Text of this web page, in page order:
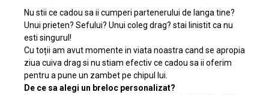
Nu stii ce cadou sa ii cumperi partenerului de langa tine?
Unui prieten? Sefului? Unui coleg drag? stai linistit ca nu
esti singurul!
Cu toții am avut momente in viata noastra cand se apropia
ziua cuiva drag si nu stiam efectiv ce cadou sa ii oferim
pentru a pune un zambet pe chipul lui.
De ce sa alegi un breloc personalizat?